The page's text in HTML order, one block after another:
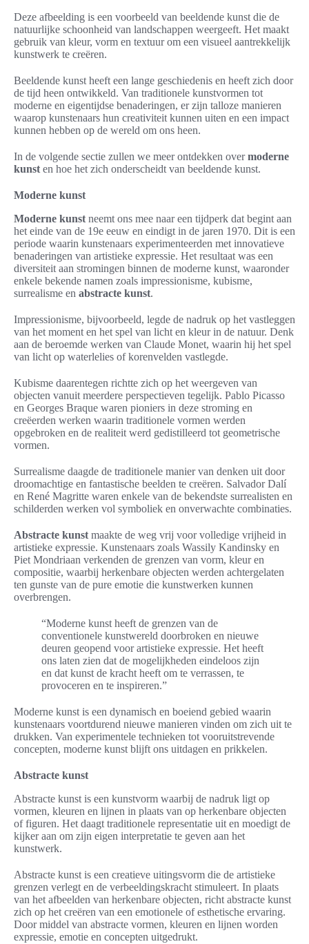
Deze afbeelding is een voorbeeld van beeldende kunst die de
natuurlijke schoonheid van landschappen weergeeft. Het maakt
gebruik van kleur, vorm en textuur om een visueel aantrekkelijk
kunstwerk te creëren.
Beeldende kunst heeft een lange geschiedenis en heeft zich door
de tijd heen ontwikkeld. Van traditionele kunstvormen tot
moderne en eigentijdse benaderingen, er zijn talloze manieren
waarop kunstenaars hun creativiteit kunnen uiten en een impact
kunnen hebben op de wereld om ons heen.
In de volgende sectie zullen we meer ontdekken overmoderne
kunst en hoe het zich onderscheidt van beeldende kunst.
Moderne kunst
Moderne kunst neemt ons mee naar een tijdperk dat begint aan
het einde van de 19e eeuw en eindigt in de jaren 1970. Dit is een
periode waarin kunstenaars experimenteerden met innovatieve
benaderingen van artistieke expressie. Het resultaat was een
diversiteit aan stromingen binnen de moderne kunst, waaronder
enkele bekende namen zoals impressionisme, kubisme,
surrealisme en abstracte kunst.
Impressionisme, bijvoorbeeld, legde de nadruk op het vastleggen
van het moment en het spel van licht en kleur in de natuur. Denk
aan de beroemde werken van Claude Monet, waarin hij het spel
van licht op waterlelies of korenvelden vastlegde.
Kubisme daarentegen richtte zich op het weergeven van
objecten vanuit meerdere perspectieven tegelijk. Pablo Picasso
en Georges Braque waren pioniers in deze stroming en
creëerden werken waarin traditionele vormen werden
opgebroken en de realiteit werd gedistilleerd tot geometrische
vormen.
Surrealisme daagde de traditionele manier van denken uit door
droomachtige en fantastische beelden te creëren. Salvador Dalí
en René Magritte waren enkele van de bekendste surrealisten en
schilderden werken vol symboliek en onverwachte combinaties.
Abstracte kunst maakte de weg vrij voor volledige vrijheid in
artistieke expressie. Kunstenaars zoals Wassily Kandinsky en
Piet Mondriaan verkenden de grenzen van vorm, kleur en
compositie, waarbij herkenbare objecten werden achtergelaten
ten gunste van de pure emotie die kunstwerken kunnen
overbrengen.
“Moderne kunst heeft de grenzen van de
conventionele kunstwereld doorbroken en nieuwe
deuren geopend voor artistieke expressie. Het heeft
ons laten zien dat de mogelijkheden eindeloos zijn
en dat kunst de kracht heeft om te verrassen, te
provoceren en te inspireren.”
Moderne kunst is een dynamisch en boeiend gebied waarin
kunstenaars voortdurend nieuwe manieren vinden om zich uit te
drukken. Van experimentele technieken tot vooruitstrevende
concepten, moderne kunst blijft ons uitdagen en prikkelen.
Abstracte kunst
Abstracte kunst is een kunstvorm waarbij de nadruk ligt op
vormen, kleuren en lijnen in plaats van op herkenbare objecten
of figuren. Het daagt traditionele representatie uit en moedigt de
kijker aan om zijn eigen interpretatie te geven aan het
kunstwerk.
Abstracte kunst is een creatieve uitingsvorm die de artistieke
grenzen verlegt en de verbeeldingskracht stimuleert. In plaats
van het afbeelden van herkenbare objecten, richt abstracte kunst
zich op het creëren van een emotionele of esthetische ervaring.
Door middel van abstracte vormen, kleuren en lijnen worden
expressie, emotie en concepten uitgedrukt.